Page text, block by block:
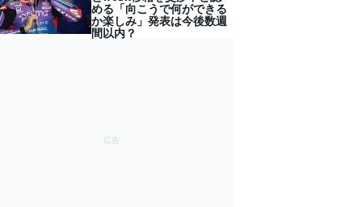
める「向こうで何ができる
か楽しみ」発表は今後数週
間以内？